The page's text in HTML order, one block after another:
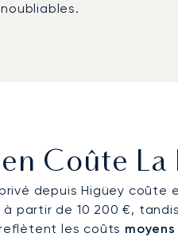
Coûte La
depuis Higüey coûte
partir de 10 200 €,
les coûts moyens